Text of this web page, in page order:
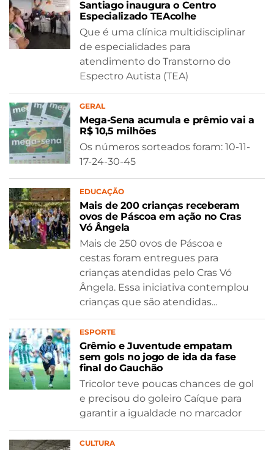
Santiago inaugura o Centro
Especializado TEAcolhe
Que é uma clínica multidisciplinar
de especialidades para
atendimento do Transtorno do
Espectro Autista (TEA)
GERAL
Mega-Sena acumula e prêmio vai a
R$ 10,5 milhões
Os números sorteados foram: 10-11-
17-24-30-45
EDUCAÇÃO
Mais de 200 crianças receberam
ovos de Páscoa em ação no Cras
Vó Ângela
Mais de 250 ovos de Páscoa e
cestas foram entregues para
crianças atendidas pelo Cras Vó
Ângela. Essa iniciativa contemplou
crianças que são atendidas...
ESPORTE
Grêmio e Juventude empatam
sem gols no jogo de ida da fase
final do Gauchão
Tricolor teve poucas chances de gol
e precisou do goleiro Caíque para
garantir a igualdade no marcador
CULTURA